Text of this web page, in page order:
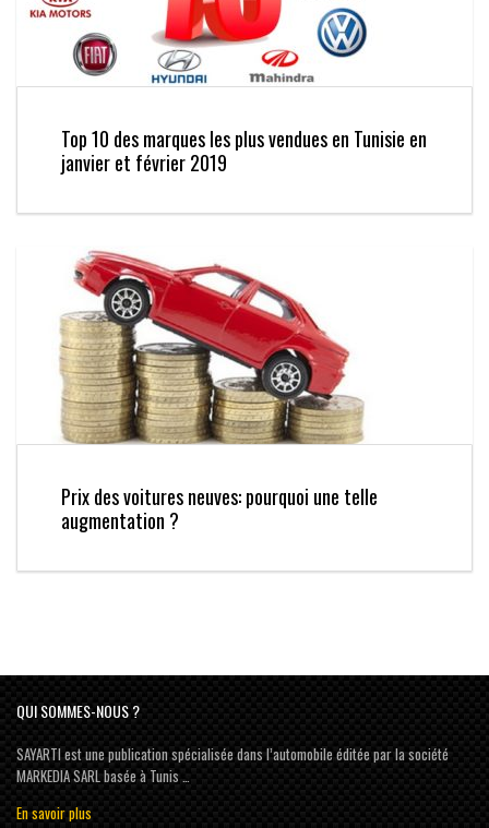
Top 10 des marques les plus vendues en Tunisie en
janvier et février 2019
Prix des voitures neuves: pourquoi une telle
augmentation ?
QUI SOMMES-NOUS ?
SAYARTI est une publication spécialisée dans l’automobile éditée par la société
MARKEDIA SARL basée à Tunis …
En savoir plus